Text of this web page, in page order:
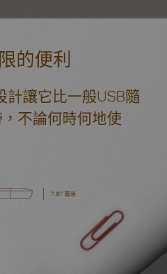
的便利
計讓它比一般USB隨
不論何時何地使
7.87 毫米